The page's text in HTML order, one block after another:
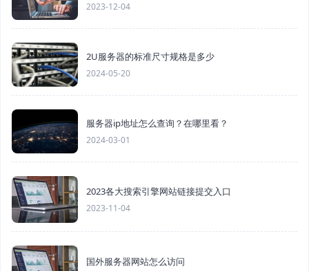
2023-12-04
2U服务器的标准尺寸规格是多少
2024-05-20
服务器ip地址怎么查询？在哪里看？
2024-03-01
2023各大搜索引擎网站链接提交入口
2023-11-04
国外服务器网站怎么访问